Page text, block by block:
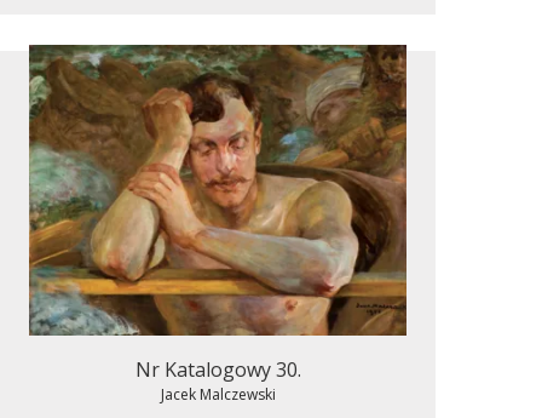
Nr Katalogowy 30.
Jacek Malczewski